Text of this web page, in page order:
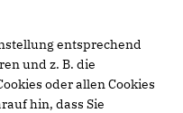
entsprechend
und z. B. die
oder allen Cookies
hin, dass Sie